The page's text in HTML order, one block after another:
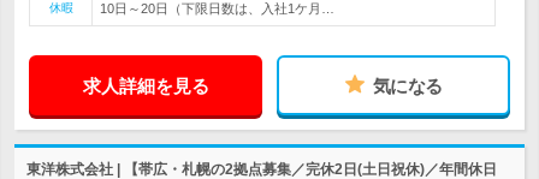
休暇
10日～20日（下限日数は、入社1ケ月…
求人詳細を見る 気になる
東洋株式会社 | 【帯広・札幌の2拠点募集／完休2日(土日祝休)／年間休日